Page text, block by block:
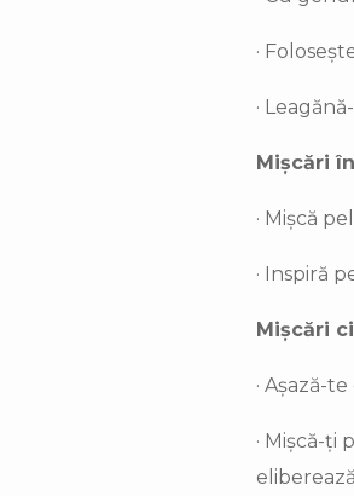
·
·
Mișcări
· Mișcă
· Inspiră
Mișcări
· Așază-
· Mișcă-ți